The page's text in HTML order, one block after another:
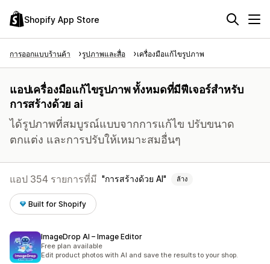
Shopify App Store
การออกแบบร้านค้า รูปภาพและสื่อ เครื่องมือแก้ไขรูปภาพ
แอปเครื่องมือแก้ไขรูปภาพ ทั้งหมดที่มีฟีเจอร์สำหรับ
การสร้างด้วย ai
ได้รูปภาพที่สมบูรณ์แบบจากการแก้ไข ปรับขนาด
ตกแต่ง และการปรับให้เหมาะสมอื่นๆ
แอป 354 รายการที่มี การสร้างด้วย AI ล้าง
Built for Shopify
ImageDrop AI – Image Editor
Free plan available
Edit product photos with AI and save the results to your shop.